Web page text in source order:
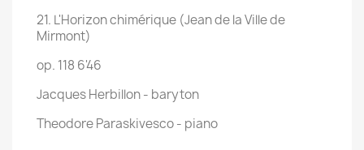
21. L'Horizon chimérique (Jean de la Ville de
Mirmont)
op. 118 6'46
Jacques Herbillon - baryton
Theodore Paraskivesco - piano